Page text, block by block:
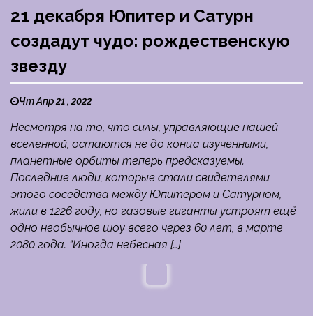
21 декабря Юпитер и Сатурн
создадут чудо: рождественскую
звезду
Чт Апр 21 , 2022
Несмотря на то, что силы, управляющие нашей
вселенной, остаются не до конца изученными,
планетные орбиты теперь предсказуемы.
Последние люди, которые стали свидетелями
этого соседства между Юпитером и Сатурном,
жили в 1226 году, но газовые гиганты устроят ещё
одно необычное шоу всего через 60 лет, в марте
2080 года. “Иногда небесная […]